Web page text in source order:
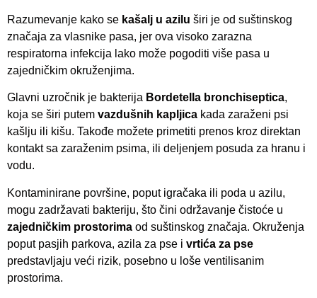
Razumevanje kako se kašalj u azilu širi je od suštinskog
značaja za vlasnike pasa, jer ova visoko zarazna
respiratorna infekcija lako može pogoditi više pasa u
zajedničkim okruženjima.
Glavni uzročnik je bakterija Bordetella bronchiseptica,
koja se širi putem vazdušnih kapljica kada zaraženi psi
kašlju ili kišu. Takođe možete primetiti prenos kroz direktan
kontakt sa zaraženim psima, ili deljenjem posuda za hranu i
vodu.
Kontaminirane površine, poput igračaka ili poda u azilu,
mogu zadržavati bakteriju, što čini održavanje čistoće u
zajedničkim prostorima od suštinskog značaja. Okruženja
poput pasjih parkova, azila za pse i vrtića za pse
predstavljaju veći rizik, posebno u loše ventilisanim
prostorima.